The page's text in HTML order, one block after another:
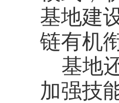
基地建
链有机
基地
加强技